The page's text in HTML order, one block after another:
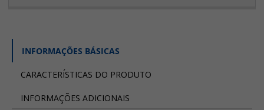
INFORMAÇÕES BÁSICAS
CARACTERÍSTICAS DO PRODUTO
INFORMAÇÕES ADICIONAIS